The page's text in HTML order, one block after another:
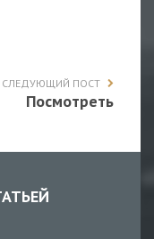
СЛЕДУЮЩИЙ ПОСТ
Посмотреть